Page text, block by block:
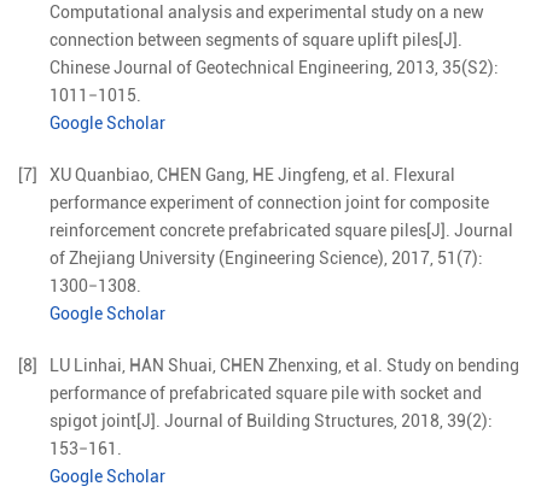
Computational analysis and experimental study on a new
connection between segments of square uplift piles[J].
Chinese Journal of Geotechnical Engineering, 2013 35(S2):
1011 −1015
Google Scholar
[7] XUQuanbiao CHEN Gang HEJingfeng et al
Flexural
performance experiment of connection joint for composite
reinforcement concrete prefabricated square piles[J]. Journal
of Zhejiang University (Engineering Science), 2017 51 (7):
1300−1308
Google Scholar
[8] LU Linhai HAN Shuai CHEN Zhenxing et al
Study on bending
performance of prefabricated square pile with socket and
spigot joint[J]. Journal of Building Structures, 2018 39(2):
153−161
Google Scholar